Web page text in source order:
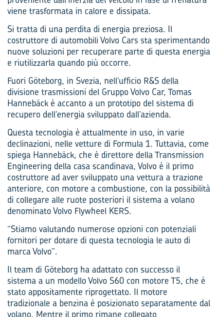
viene trasformata in calore e dissipata.
Si tratta di una perdita di energia preziosa. Il
costruttore di automobili Volvo Cars sta sperimentando
nuove soluzioni per recuperare parte di questa energia
e riutilizzarla quando più occorre.
Fuori Göteborg, in Svezia, nell’ufficio R&S della
divisione trasmissioni del Gruppo Volvo Car, Tomas
Hannebäck è accanto a un prototipo del sistema di
recupero dell’energia sviluppato dall’azienda.
Questa tecnologia è attualmente in uso, in varie
declinazioni, nelle vetture di Formula 1. Tuttavia, come
spiega Hannebäck, che è direttore della Transmission
Engineering della casa scandinava, Volvo è il primo
costruttore ad aver sviluppato una vettura a trazione
anteriore, con motore a combustione, con la possibilità
di collegare alle ruote posteriori il sistema a volano
denominato Volvo Flywheel KERS.
“Stiamo valutando numerose opzioni­ con potenziali
fornitori per dotare di questa tecnologia le auto di
marca Volvo”.
Il team di Göteborg ha adattato con successo il
sistema a un modello Volvo S60 con motore T5, che è
stato appositamente riprogettato. Il motore
tradizionale a benzina è posizionato separatamente dal
volano. Mentre il primo rimane collegato